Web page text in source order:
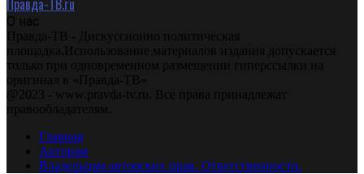
Правда-ТВ.ru
О нас
Правда-ТВ - Дискуссионно политическая
площадка.Использование материалов издания допускается
только при одновременном размещении гиперссылки на
оригинал в «Правда-ТВ»
@2023 - www.pravda-tv.ru. Все права принадлежат
правообладателям.
Главная
Авторам
Владельцам авторских прав. Ответственности.